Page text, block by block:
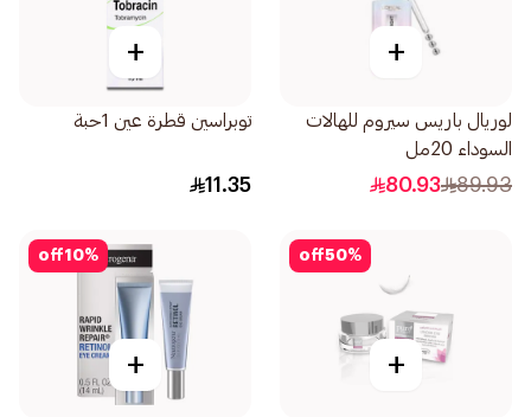
+
لوريال باريس سيروم للهالات
السوداء 20مل
89.93
80.93
+
توبراسين قطرة عين 1حبة
11.35
50%
off
+
10%
off
+